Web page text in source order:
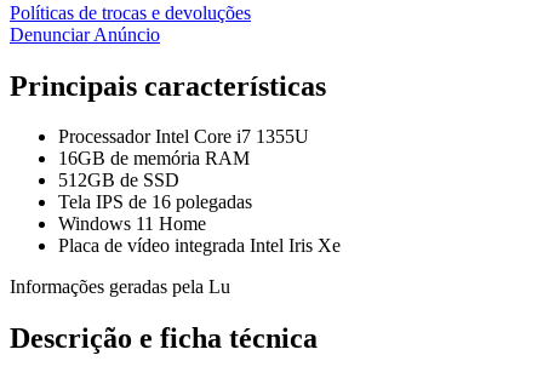
Políticas de trocas e devoluções
Denunciar Anúncio
Principais características
Processador Intel Core i7 1355U
16GB de memória RAM
512GB de SSD
Tela IPS de 16 polegadas
Windows 11 Home
Placa de vídeo integrada Intel Iris Xe
Informações geradas pela Lu
Descrição e ficha técnica